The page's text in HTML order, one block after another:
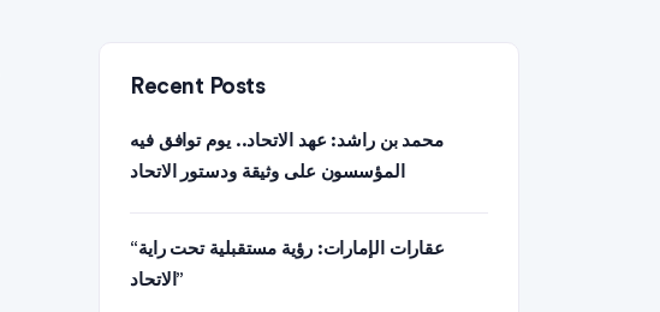
Recent Posts
محمد بن راشد: عهد الاتحاد.. يوم توافق فيه
المؤسسون على وثيقة ودستور الاتحاد
“عقارات الإمارات: رؤية مستقبلية تحت راية
الاتحاد”